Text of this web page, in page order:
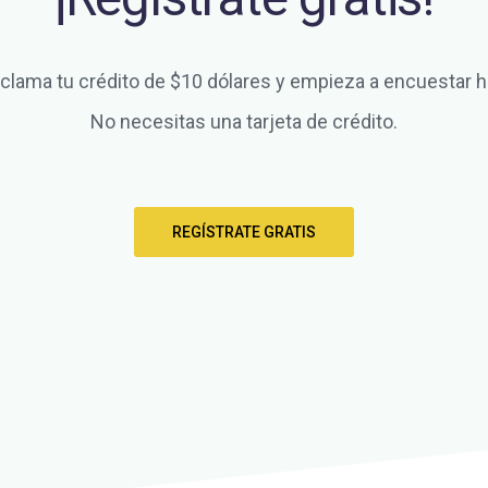
tu crédito de $10 dólares y empieza a encuestar
No necesitas una tarjeta de crédito.
REGÍSTRATE GRATIS